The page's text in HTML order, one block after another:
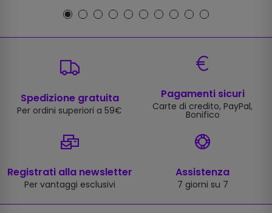
Spedizione gratuita
Per ordini superiori a 59€
Pagamenti sicuri
Carte di credito, PayPal,
Bonifico
Registrati alla newsletter
Per vantaggi esclusivi
Assistenza
7 giorni su 7